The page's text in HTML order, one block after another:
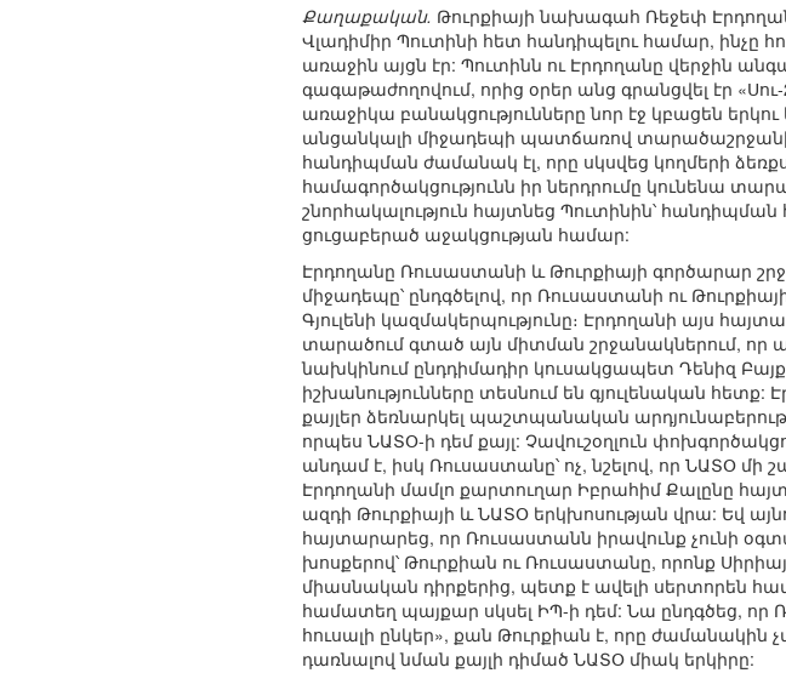
Քաղաքական. Թուրքիայի նախագահ Ռեջեփ
Վլադիմիր Պուտինի հետ հանդիպելու համար, ինչը
առաջին այցն էր: Պուտինն ու Էրդողանը վերջին
գագաթաժողովում, որից օրեր անց գրանցվել էր
առաջիկա բանակցությունները նոր էջ կբացեն
անցանկալի միջադեպի պատճառով տարածաշրջանի
հանդիպման ժամանակ էլ, որը սկսվեց կողմերի
համագործակցությունն իր ներդրումը կունենա
շնորհակալություն հայտնեց Պուտինին՝
ցուցաբերած աջակցության համար:
Էրդողանը Ռուսաստանի և Թուրքիայի գործարար
միջադեպը՝ ընդգծելով, որ Ռուսաստանի ու
Գյուլենի կազմակերպությունը։ Էրդողանի այս
տարածում գտած այն միտման շրջանակներում, որ
նախկինում ընդդիմադիր կուսակցապետ Դենիզ
իշխանությունները տեսնում են գյուլենական
քայլեր ձեռնարկել պաշտպանական
որպես ՆԱՏՕ-ի դեմ քայլ: Չավուշօղլուն
անդամ է, իսկ Ռուսաստանը՝ ոչ, նշելով, որ ՆԱՏՕ
Էրդողանի մամլո քարտուղար Իբրահիմ Քալընը
ազդի Թուրքիայի և ՆԱՏՕ երկխոսության վրա: Եվ
հայտարարեց, որ Ռուսաստանն իրավունք չունի
խոսքերով՝ Թուրքիան ու Ռուսաստանը, որոնք
միասնական դիրքերից, պետք է ավելի սերտորեն
համատեղ պայքար սկսել ԻՊ-ի դեմ: Նա ընդգծեց,
հուսալի ընկեր», քան Թուրքիան է, որը
դառնալով նման քայլի դիմած ՆԱՏՕ միակ երկիրը: